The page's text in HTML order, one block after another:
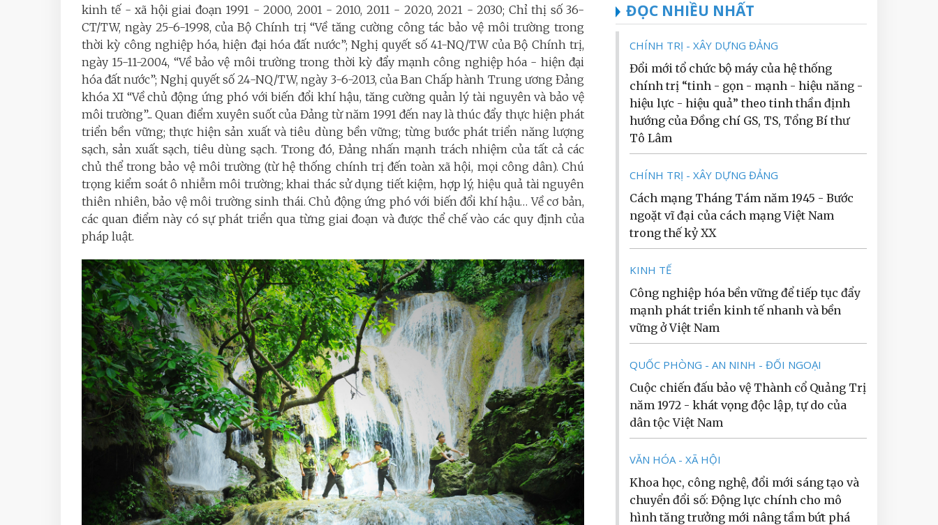
kinh tế - xã hội giai đoạn 1991 - 2000, 2001 - 2010, 2011 - 2020, 2021 - 2030; Chỉ thị số 36-
CT/TW, ngày 25-6-1998, của Bộ Chính trị “Về tăng cường công tác bảo vệ môi trường trong
thời kỳ công nghiệp hóa, hiện đại hóa đất nước”; Nghị quyết số 41-NQ/TW của Bộ Chính trị,
ngày 15-11-2004, “Về bảo vệ môi trường trong thời kỳ đẩy mạnh công nghiệp hóa - hiện đại
hóa đất nước”; Nghị quyết số 24-NQ/TW, ngày 3-6-2013, của Ban Chấp hành Trung ương Đảng
khóa XI “Về chủ động ứng phó với biến đổi khí hậu, tăng cường quản lý tài nguyên và bảo vệ
môi trường”... Quan điểm xuyên suốt của Đảng từ năm 1991 đến nay là thúc đẩy thực hiện phát
triển bền vững; thực hiện sản xuất và tiêu dùng bền vững; từng bước phát triển năng lượng
sạch, sản xuất sạch, tiêu dùng sạch. Trong đó, Đảng nhấn mạnh trách nhiệm của tất cả các
chủ thể trong bảo vệ môi trường (từ hệ thống chính trị đến toàn xã hội, mọi công dân). Chú
trọng kiểm soát ô nhiễm môi trường; khai thác sử dụng tiết kiệm, hợp lý, hiệu quả tài nguyên
thiên nhiên, bảo vệ môi trường sinh thái. Chủ động ứng phó với biến đổi khí hậu… Về cơ bản,
các quan điểm này có sự phát triển qua từng giai đoạn và được thể chế vào các quy định của
pháp luật.
ĐỌC NHIỀU NHẤT
CHÍNH TRỊ - XÂY DỰNG ĐẢNG
Đổi mới tổ chức bộ máy của hệ thống
chính trị “tinh - gọn - mạnh - hiệu năng -
hiệu lực - hiệu quả” theo tinh thần định
hướng của Đồng chí GS, TS, Tổng Bí thư
Tô Lâm
CHÍNH TRỊ - XÂY DỰNG ĐẢNG
Cách mạng Tháng Tám năm 1945 - Bước
ngoặt vĩ đại của cách mạng Việt Nam
trong thế kỷ XX
KINH TẾ
Công nghiệp hóa bền vững để tiếp tục đẩy
mạnh phát triển kinh tế nhanh và bền
vững ở Việt Nam
QUỐC PHÒNG - AN NINH - ĐỐI NGOẠI
Cuộc chiến đấu bảo vệ Thành cổ Quảng Trị
năm 1972 - khát vọng độc lập, tự do của
dân tộc Việt Nam
VĂN HÓA - XÃ HỘI
Khoa học, công nghệ, đổi mới sáng tạo và
chuyển đổi số: Động lực chính cho mô
hình tăng trưởng mới nâng tầm bứt phá